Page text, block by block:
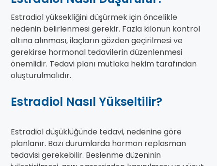
Estradiol yüksekliğini düşürmek için öncelikle
nedenin belirlenmesi gerekir. Fazla kilonun kontrol
altına alınması, ilaçların gözden geçirilmesi ve
gerekirse hormonal tedavilerin düzenlenmesi
önemlidir. Tedavi planı mutlaka hekim tarafından
oluşturulmalıdır.
Estradiol Nasıl Yükseltilir?
Estradiol düşüklüğünde tedavi, nedenine göre
planlanır. Bazı durumlarda hormon replasman
tedavisi gerekebilir. Beslenme düzeninin